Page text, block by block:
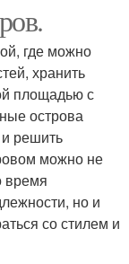
где можно
хранить
площадью с
острова
и решить
можно не
время
но и
со стилем и